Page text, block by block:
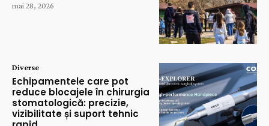
mai 28, 2026
Diverse
Echipamentele care pot
reduce blocajele în chirurgia
stomatologică: precizie,
vizibilitate și suport tehnic